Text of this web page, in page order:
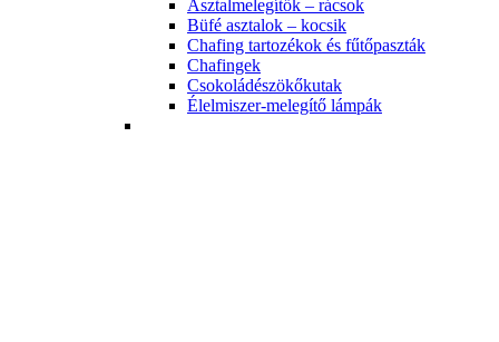
Asztalmelegítők – rácsok
Büfé asztalok – kocsik
Chafing tartozékok és fűtőpaszták
Chafingek
Csokoládészökőkutak
Élelmiszer-melegítő lámpák